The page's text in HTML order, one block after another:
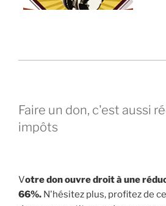
Faire un don, c'est aussi
impôts
Votre don ouvre droit à une
66%. N'hésitez plus, profitez de